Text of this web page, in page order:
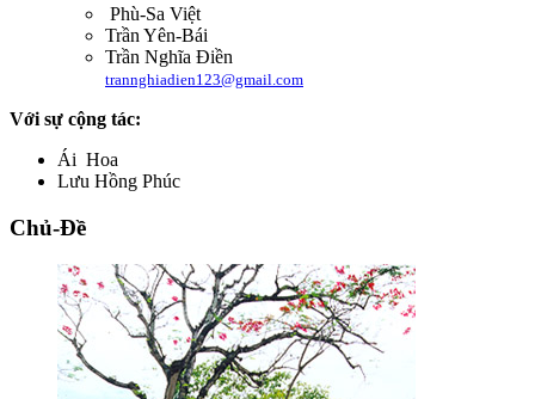
Phù-Sa Việt
Trần Yên-Bái
Trần Nghĩa Điền
trannghiadien123@gmail.com
Với sự cộng tác:
Ái Hoa
Lưu Hồng Phúc
Chủ-Đề